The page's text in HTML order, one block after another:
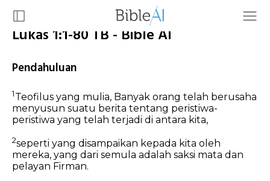
Lukas 1:1-80 TB - Bible AI
Pendahuluan
1Teofilus yang mulia, Banyak orang telah berusaha
menyusun suatu berita tentang peristiwa-
peristiwa yang telah terjadi di antara kita,
2seperti yang disampaikan kepada kita oleh
mereka, yang dari semula adalah saksi mata dan
pelayan Firman.